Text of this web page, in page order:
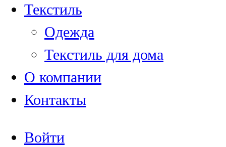
Текстиль
Одежда
Текстиль для дома
О компании
Контакты
Войти